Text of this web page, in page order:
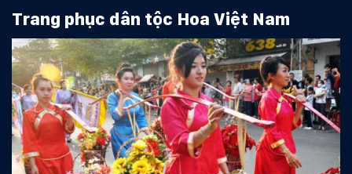
Trang phục dân tộc Hoa Việt Nam